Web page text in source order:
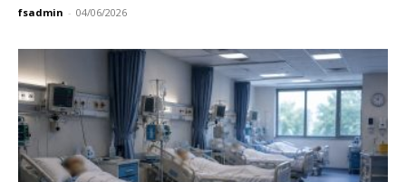
fsadmin - 04/06/2026